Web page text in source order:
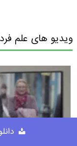
ویدیو های علم